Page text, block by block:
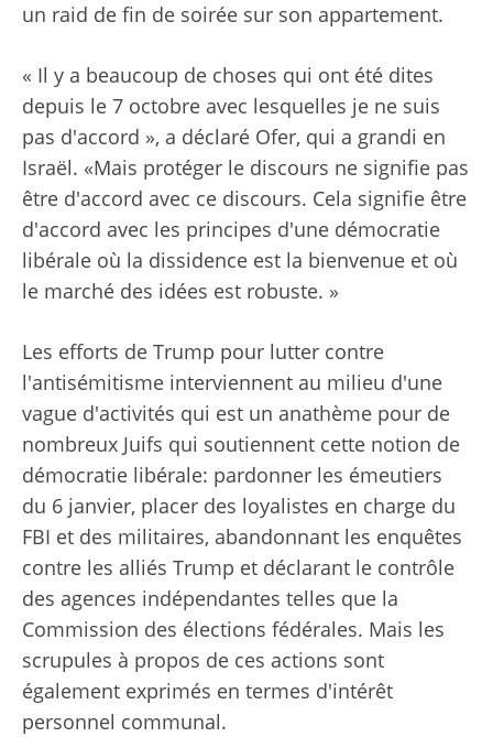
un raid de fin de soirée sur son appartement.
« Il y a beaucoup de choses qui ont été dites
depuis le 7 octobre avec lesquelles je ne suis
pas d'accord », a déclaré Ofer, qui a grandi en
Israël. «Mais protéger le discours ne signifie pas
être d'accord avec ce discours. Cela signifie être
d'accord avec les principes d'une démocratie
libérale où la dissidence est la bienvenue et où
le marché des idées est robuste. »
Les efforts de Trump pour lutter contre
l'antisémitisme interviennent au milieu d'une
vague d'activités qui est un anathème pour de
nombreux Juifs qui soutiennent cette notion de
démocratie libérale: pardonner les émeutiers
du 6 janvier, placer des loyalistes en charge du
FBI et des militaires, abandonnant les enquêtes
contre les alliés Trump et déclarant le contrôle
des agences indépendantes telles que la
Commission des élections fédérales. Mais les
scrupules à propos de ces actions sont
également exprimés en termes d'intérêt
personnel communal.